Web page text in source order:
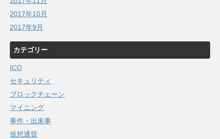
2017年10月
2017年9月
カテゴリー
ICO
セキュリティ
ブロックチェーン
マイニング
事件・出来事
仮想通貨